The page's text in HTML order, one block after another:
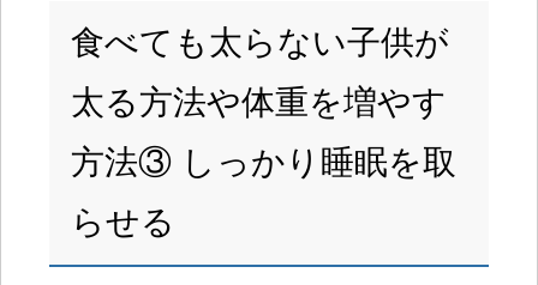
食べても太らない子供が
太る方法や体重を増やす
方法③ しっかり睡眠を取
らせる